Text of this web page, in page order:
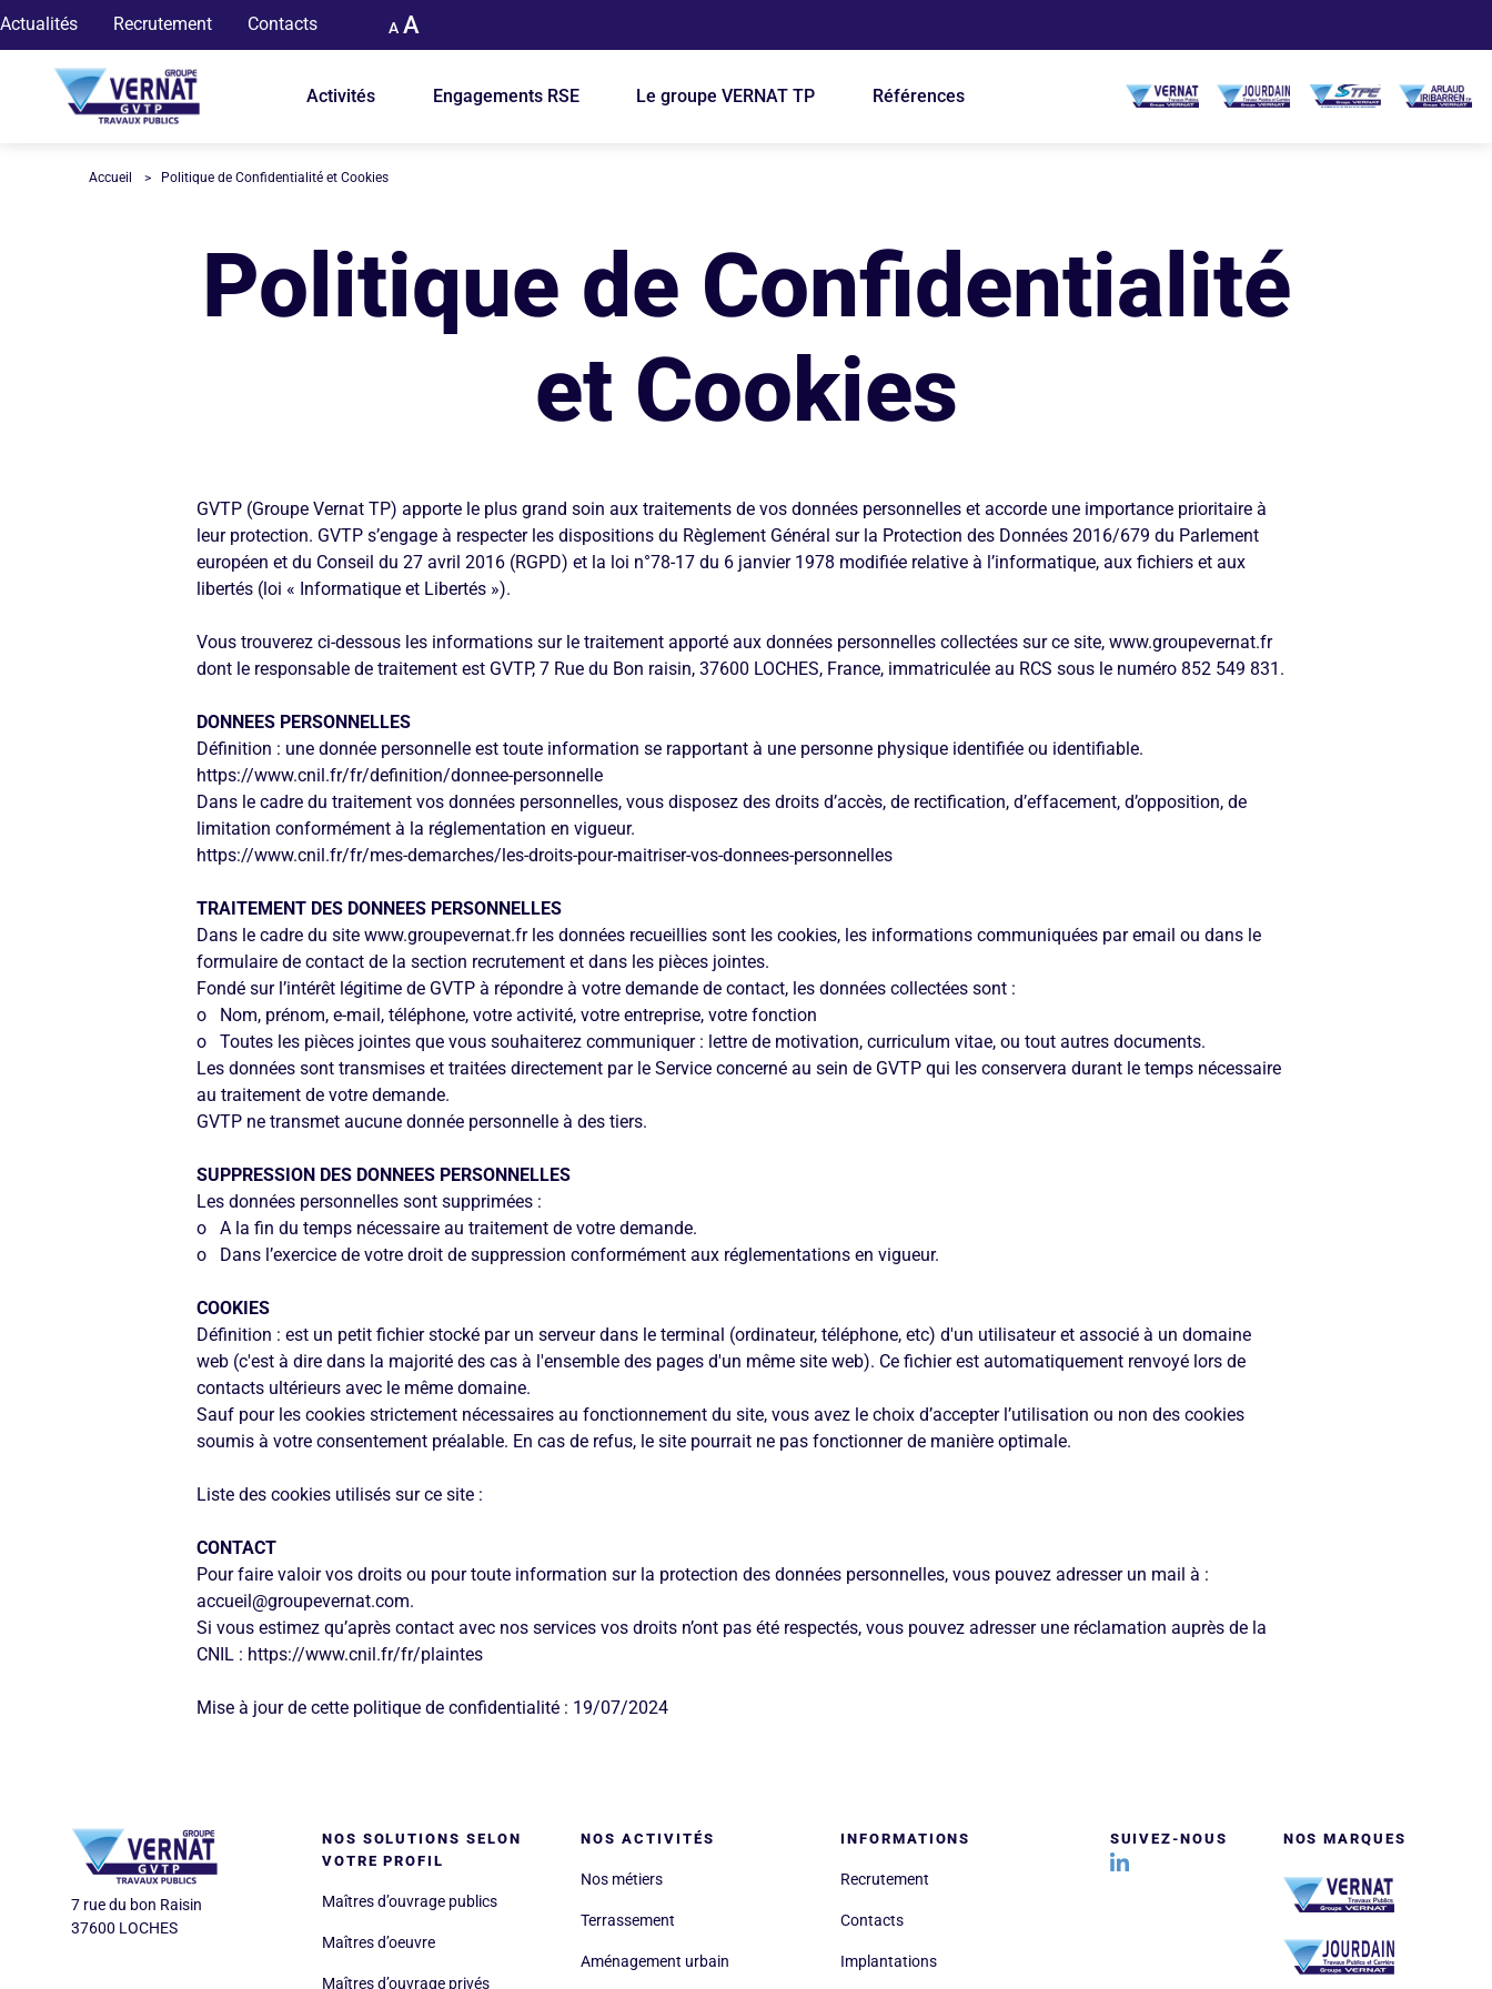
Panneau de gestion des cookies
Aller au contenu principal
Menu top
Actualités Recrutement Contacts A A
Navigation principale
Activités Engagements RSE Le groupe VERNAT TP Références
Accueil Politique de Confidentialité et Cookies
Politique de Confidentialité
et Cookies
GVTP (Groupe Vernat TP) apporte le plus grand soin aux traitements de vos données personnelles et accorde une importance prioritaire à
leur protection. GVTP s’engage à respecter les dispositions du Règlement Général sur la Protection des Données 2016/679 du Parlement
européen et du Conseil du 27 avril 2016 (RGPD) et la loi n°78-17 du 6 janvier 1978 modifiée relative à l’informatique, aux fichiers et aux
libertés (loi « Informatique et Libertés »).
Vous trouverez ci-dessous les informations sur le traitement apporté aux données personnelles collectées sur ce site, www.groupevernat.fr
dont le responsable de traitement est GVTP, 7 Rue du Bon raisin, 37600 LOCHES, France, immatriculée au RCS sous le numéro 852 549 831.
DONNEES PERSONNELLES
Définition : une donnée personnelle est toute information se rapportant à une personne physique identifiée ou identifiable.
https://www.cnil.fr/fr/definition/donnee-personnelle
Dans le cadre du traitement vos données personnelles, vous disposez des droits d’accès, de rectification, d’effacement, d’opposition, de
limitation conformément à la réglementation en vigueur.
https://www.cnil.fr/fr/mes-demarches/les-droits-pour-maitriser-vos-donnees-personnelles
TRAITEMENT DES DONNEES PERSONNELLES
Dans le cadre du site www.groupevernat.fr les données recueillies sont les cookies, les informations communiquées par email ou dans le
formulaire de contact de la section recrutement et dans les pièces jointes.
Fondé sur l’intérêt légitime de GVTP à répondre à votre demande de contact, les données collectées sont :
o Nom, prénom, e-mail, téléphone, votre activité, votre entreprise, votre fonction
o Toutes les pièces jointes que vous souhaiterez communiquer : lettre de motivation, curriculum vitae, ou tout autres documents.
Les données sont transmises et traitées directement par le Service concerné au sein de GVTP qui les conservera durant le temps nécessaire
au traitement de votre demande.
GVTP ne transmet aucune donnée personnelle à des tiers.
SUPPRESSION DES DONNEES PERSONNELLES
Les données personnelles sont supprimées :
o A la fin du temps nécessaire au traitement de votre demande.
o Dans l’exercice de votre droit de suppression conformément aux réglementations en vigueur.
COOKIES
Définition : est un petit fichier stocké par un serveur dans le terminal (ordinateur, téléphone, etc) d'un utilisateur et associé à un domaine
web (c'est à dire dans la majorité des cas à l'ensemble des pages d'un même site web). Ce fichier est automatiquement renvoyé lors de
contacts ultérieurs avec le même domaine.
Sauf pour les cookies strictement nécessaires au fonctionnement du site, vous avez le choix d’accepter l’utilisation ou non des cookies
soumis à votre consentement préalable. En cas de refus, le site pourrait ne pas fonctionner de manière optimale.
Liste des cookies utilisés sur ce site :
CONTACT
Pour faire valoir vos droits ou pour toute information sur la protection des données personnelles, vous pouvez adresser un mail à :
accueil@groupevernat.com.
Si vous estimez qu’après contact avec nos services vos droits n’ont pas été respectés, vous pouvez adresser une réclamation auprès de la
CNIL : https://www.cnil.fr/fr/plaintes
Mise à jour de cette politique de confidentialité : 19/07/2024
Logo
Adresse
7 rue du bon Raisin
37600 LOCHES
Pied de page
NOS SOLUTIONS SELON
VOTRE PROFIL
Maîtres d’ouvrage publics
Maîtres d’oeuvre
Maîtres d’ouvrage privés
NOS ACTIVITÉS
Nos métiers
Terrassement
Aménagement urbain
INFORMATIONS
Recrutement
Contacts
Implantations
Titre
SUIVEZ-NOUS
Logo LinkedIn
Titre
NOS MARQUES